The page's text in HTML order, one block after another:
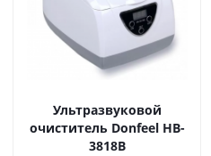
Ультразвуковой
очиститель Donfeel HB-
3818B